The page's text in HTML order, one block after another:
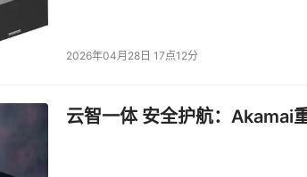
2026年04月28日 17点12分
云智一体 安全护航：Akamai